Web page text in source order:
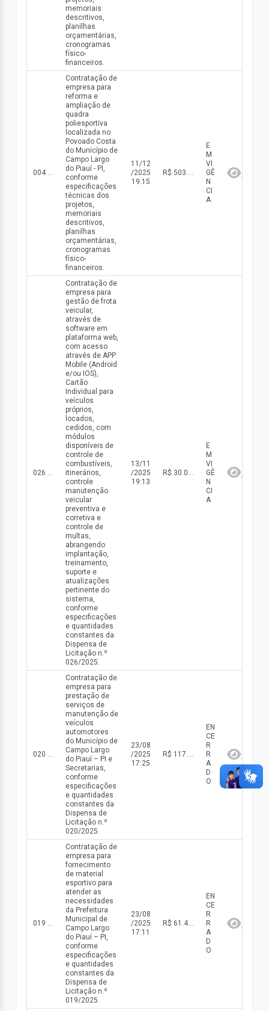
memoriais
descritivos,
planilhas
orçamentárias,
cronogramas
físico-
financeiros.
004 - CE/2025
Contratação de
empresa para
reforma e
ampliação de
quadra
poliesportiva
localizada no
Povoado Costa
do Município de
Campo Largo
do Piauí - PI,
conforme
especificações
técnicas dos
projetos,
memoriais
descritivos,
planilhas
orçamentárias,
cronogramas
físico-
financeiros.
11/12
/2025
19:15
R$ 503.861,60(valor inicial) R$ 503.861,60(valor atualizado)
E
M
VI
GÊ
N
CI
A
026 DISP/2025
Contratação de
empresa para
gestão de frota
veicular,
através de
software em
plataforma web,
com acesso
através de APP
Mobile (Android
e/ou IOS),
Cartão
Individual para
veículos
próprios,
locados,
cedidos, com
módulos
disponíveis de
controle de
combustíveis,
itinerários,
controle
manutenção
veicular
preventiva e
corretiva e
controle de
multas,
abrangendo
implantação,
treinamento,
suporte e
atualizações
pertinente do
sistema,
conforme
especificações
e quantidades
constantes da
Dispensa de
Licitação n.º
026/2025.
13/11
/2025
19:13
R$ 30.000,00(valor inicial) R$ 30.000,00(valor atualizado)
E
M
VI
GÊ
N
CI
A
020 DISP/2025
Contratação de
empresa para
prestação de
serviços de
manutenção de
veículos
automotores
do Município de
Campo Largo
do Piauí – PI e
Secretarias,
conforme
especificações
e quantidades
constantes da
Dispensa de
Licitação n.º
020/2025.
23/08
/2025
17:25
R$ 117.500,00(valor inicial) R$ 117.500,00(valor atualizado)
EN
CE
R
R
A
D
O
019 DISP/2025
Contratação de
empresa para
fornecimento
de material
esportivo para
atender as
necessidades
da Prefeitura
Municipal de
Campo Largo
do Piauí – PI,
conforme
especificações
e quantidades
constantes da
Dispensa de
Licitação n.º
019/2025.
23/08
/2025
17:11
R$ 61.470,09(valor inicial) R$ 61.470,09(valor atualizado)
EN
CE
R
R
A
D
O